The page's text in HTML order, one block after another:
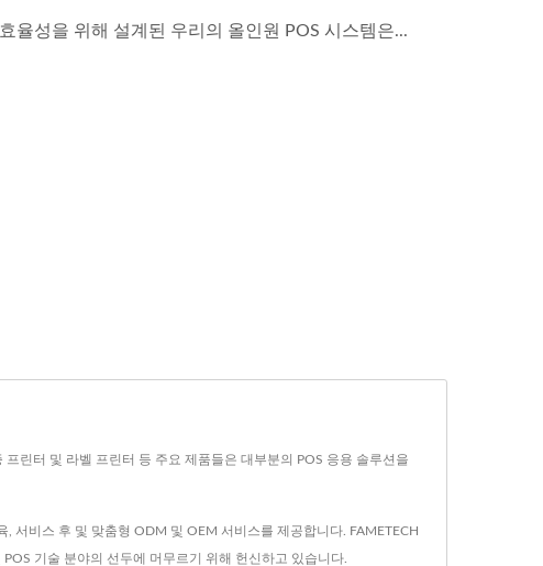
율성을 위해 설계된 우리의 올인원 POS 시스템은...
린터 및 라벨 프린터 등 주요 제품들은 대부분의 POS 응용 솔루션을
서비스 후 및 맞춤형 ODM 및 OEM 서비스를 제공합니다. FAMETECH
기술 분야의 선두에 머무르기 위해 헌신하고 있습니다.